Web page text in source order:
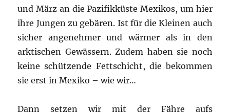
und März an die Pazifikküste Mexikos, um hier
ihre Jungen zu gebären. Ist für die Kleinen auch
sicher angenehmer und wärmer als in den
arktischen Gewässern. Zudem haben sie noch
keine schützende Fettschicht, die bekommen
sie erst in Mexiko – wie wir…
Dann setzen wir mit der Fähre aufs